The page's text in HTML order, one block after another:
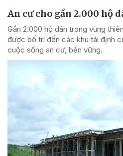
An cư cho gần 2.000 hộ
Gần 2.000 hộ dân trong vùng
được bố trí đến các khu tái định
cuộc sống an cư, bền vững.